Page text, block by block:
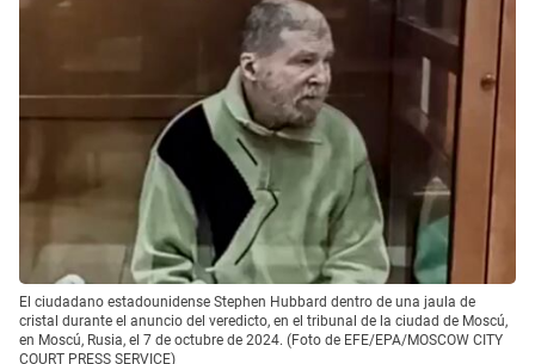
El ciudadano estadounidense Stephen Hubbard dentro de una jaula de
cristal durante el anuncio del veredicto, en el tribunal de la ciudad de Moscú,
en Moscú, Rusia, el 7 de octubre de 2024. (Foto de EFE/EPA/MOSCOW CITY
COURT PRESS SERVICE)